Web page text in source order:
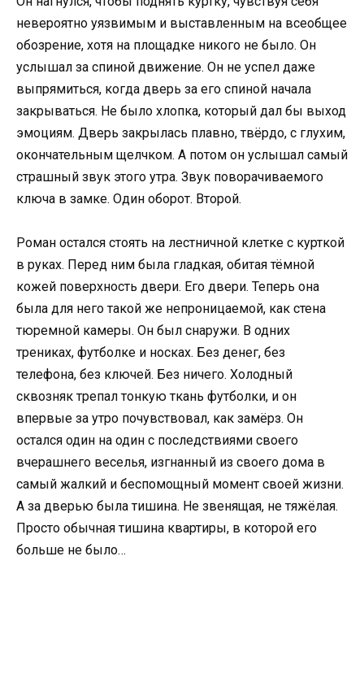
невероятно уязвимым и выставленным на всеобщее
обозрение, хотя на площадке никого не было. Он
услышал за спиной движение. Он не успел даже
выпрямиться, когда дверь за его спиной начала
закрываться. Не было хлопка, который дал бы выход
эмоциям. Дверь закрылась плавно, твёрдо, с глухим,
окончательным щелчком. А потом он услышал самый
страшный звук этого утра. Звук поворачиваемого
ключа в замке. Один оборот. Второй.
Роман остался стоять на лестничной клетке с курткой
в руках. Перед ним была гладкая, обитая тёмной
кожей поверхность двери. Его двери. Теперь она
была для него такой же непроницаемой, как стена
тюремной камеры. Он был снаружи. В одних
трениках, футболке и носках. Без денег, без
телефона, без ключей. Без ничего. Холодный
сквозняк трепал тонкую ткань футболки, и он
впервые за утро почувствовал, как замёрз. Он
остался один на один с последствиями своего
вчерашнего веселья, изгнанный из своего дома в
самый жалкий и беспомощный момент своей жизни.
А за дверью была тишина. Не звенящая, не тяжёлая.
Просто обычная тишина квартиры, в которой его
больше не было…